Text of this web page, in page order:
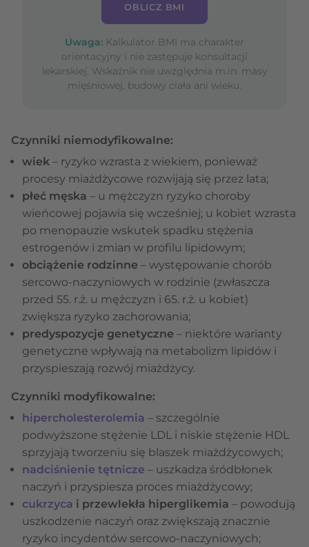
OBLICZ BMI
Uwaga: Kalkulator BMI ma charakter
orientacyjny i nie zastępuje konsultacji
lekarskiej. Wskaźnik nie uwzględnia m.in. masy
mięśniowej, budowy ciała ani wieku.
Czynniki niemodyfikowalne:
wiek – ryzyko wzrasta z wiekiem, ponieważ
procesy miażdżycowe rozwijają się przez lata;
płeć męska – u mężczyzn ryzyko choroby
wieńcowej pojawia się wcześniej; u kobiet wzrasta
po menopauzie wskutek spadku stężenia
estrogenów i zmian w profilu lipidowym;
obciążenie rodzinne – występowanie chorób
sercowo-naczyniowych w rodzinie (zwłaszcza
przed 55. r.ż. u mężczyzn i 65. r.ż. u kobiet)
zwiększa ryzyko zachorowania;
predyspozycje genetyczne – niektóre warianty
genetyczne wpływają na metabolizm lipidów i
przyspieszają rozwój miażdżycy.
Czynniki modyfikowalne:
hipercholesterolemia – szczególnie
podwyższone stężenie LDL i niskie stężenie HDL
sprzyjają tworzeniu się blaszek miażdżycowych;
nadciśnienie tętnicze – uszkadza śródbłonek
naczyń i przyspiesza proces miażdżycowy;
cukrzyca i przewlekła hiperglikemia – powodują
uszkodzenie naczyń oraz zwiększają znacznie
ryzyko incydentów sercowo-naczyniowych;